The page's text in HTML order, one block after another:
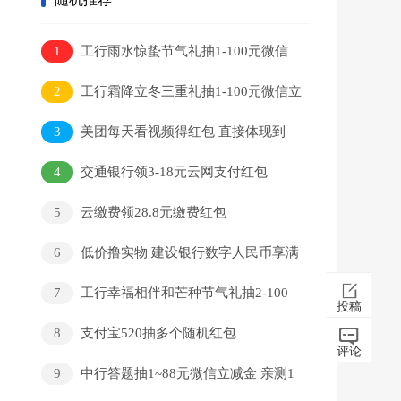
投稿
评论
1
工行雨水惊蛰节气礼抽1-100元微信
立减金
2
工行霜降立冬三重礼抽1-100元微信立
减金
3
美团每天看视频得红包 直接体现到
微信
4
交通银行领3-18元云网支付红包
5 云缴费领28.8元缴费红包
6
低价撸实物 建设银行数字人民币享满
7
工行幸福相伴和芒种节气礼抽2-100
8
支付宝520抽多个随机红包
9
中行答题抽1~88元微信立减金 亲测1